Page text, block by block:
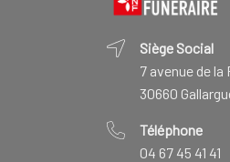
Siège Social
7 avenue de
30660
Téléphone
04 67 45 41 41